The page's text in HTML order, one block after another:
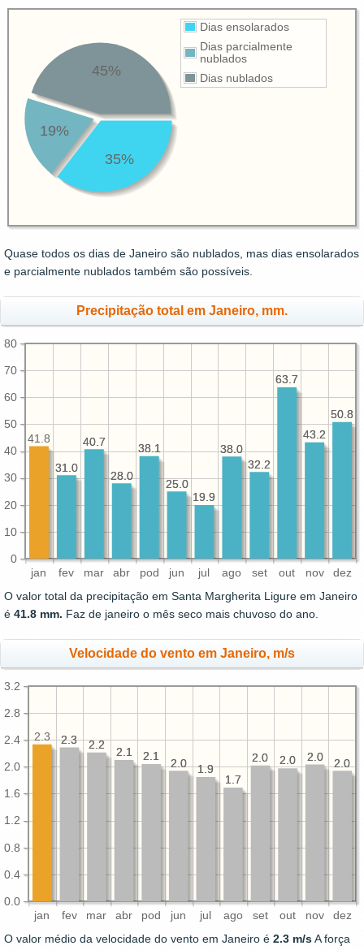
Dias ensolarados
Dias parcialmente
nublados
Dias nublados
35%
19%
45%
Quase todos os dias de Janeiro são nublados, mas dias ensolarados
e parcialmente nublados também são possíveis.
Precipitação total em Janeiro, mm.
jan fev mar abr pod jun jul ago set out nov dez
0
10
20
30
40
50
60
70
80
50.8
43.2
63.7
32.2
38.0
19.9
25.0
38.1
28.0
40.7
31.0
50.8
43.2
63.7
32.2
38.0
19.9
25.0
38.1
28.0
40.7
31.0
41.8
O valor total da precipitação em Santa Margherita Ligure em Janeiro
é 41.8 mm. Faz de janeiro o mês seco mais chuvoso do ano.
Velocidade do vento em Janeiro, m/s
jan fev mar abr pod jun jul ago set out nov dez
0.0
0.4
0.8
1.2
1.6
2.0
2.4
2.8
3.2
2.0
2.0
2.0
2.0
1.7
1.9
2.0
2.1
2.1
2.2
2.3
2.0
2.0
2.0
2.0
1.7
1.9
2.0
2.1
2.1
2.2
2.3
2.3
O valor médio da velocidade do vento em Janeiro é 2.3 m/sA força